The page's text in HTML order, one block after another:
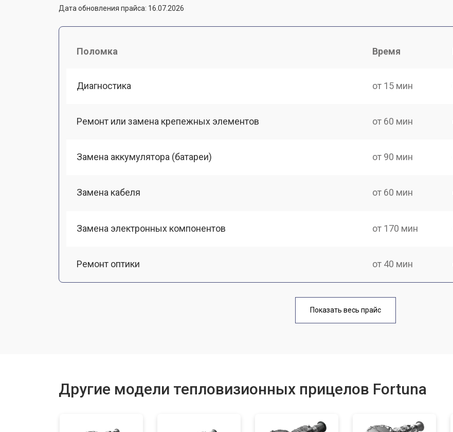
Дата обновления прайса: 16.07.2026
Поломка Время
Диагностика от 15 мин
Ремонт или замена крепежных элементов от 60 мин
Замена аккумулятора (батареи) от 90 мин
Замена кабеля от 60 мин
Замена электронных компонентов от 170 мин
Ремонт оптики от 40 мин
от 170 мин
Показать весь прайс
Другие модели тепловизионных прицелов Fortuna